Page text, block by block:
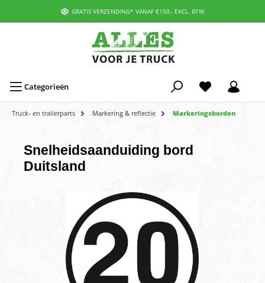
GRATIS VERZENDING* VANAF €150,- EXCL. BTW
Categorieën
Truck- en trailerparts Markering & reflectie Markeringsborden
Snelheidsaanduiding bord
Duitsland